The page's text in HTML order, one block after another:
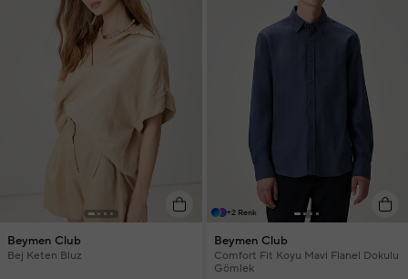
Beymen Club
Bej Keten Bluz
+2 Renk
Beymen Club
Comfort Fit Koyu Mavi Flanel Dokulu
Gömlek